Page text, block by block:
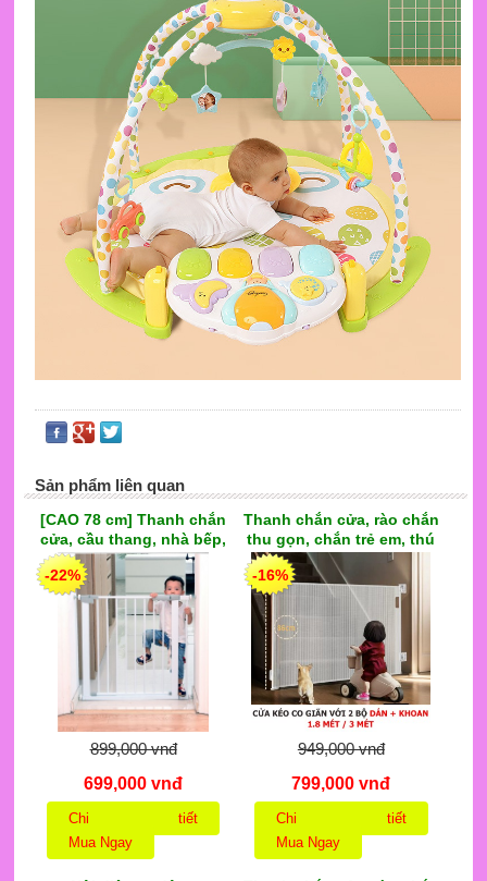
Sản phẩm liên quan
[CAO 78 cm] Thanh chắn
cửa, cầu thang, nhà bếp,
ban công cao cấp dành
cho bé, thanh dày, lắp đặt
không cần khoan tường
-22%
899,000 vnđ
699,000 vnđ
Chi tiết
Mua Ngay
Thanh chắn cửa, rào chắn
thu gọn, chắn trẻ em, thú
cưng, ngăn cầu thang,
nhà bếp 3m
-16%
949,000 vnđ
799,000 vnđ
Chi tiết
Mua Ngay